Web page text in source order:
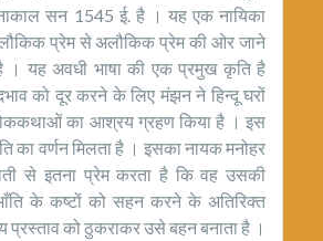
सन 1545 ई. है । यह एक नायिका
प्रेम से अलौकिक प्रेम की ओर जाने
है । यह अवधी भाषा की एक प्रमुख कृति है
को दूर करने के लिए मंझन ने हिन्दू घरों
का आश्रय ग्रहण किया है । इस
का वर्णन मिलता है । इसका नायक मनोहर
से इतना प्रेम करता है कि वह उसकी
भाँति के कष्टों को सहन करने के अतिरिक्त
प्रस्ताव को ठुकराकर उसे बहन बनाता है ।